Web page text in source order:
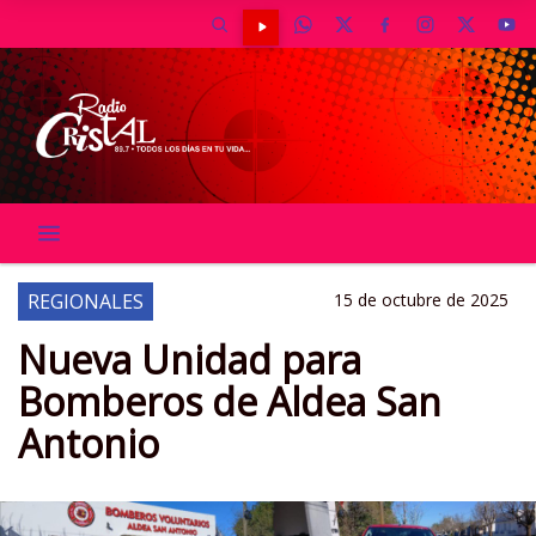
REGIONALES 15 de octubre de 2025
Nueva Unidad para
Bomberos de Aldea San
Antonio